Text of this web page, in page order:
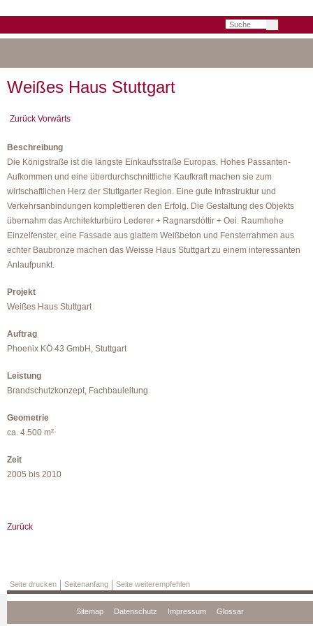
Suchbegriffe
Weißes Haus Stuttgart
Zurück Vorwärts
Beschreibung
Die Königstraße ist die längste Einkaufsstraße Europas. Hohes Passanten-
Aufkommen und eine überdurchschnittliche Kaufkraft machen sie zum
wirtschaftlichen Herz der Stuttgarter Region. Eine gute Infrastruktur und
Verkehrsanbindungen komplettieren den Erfolg. Die Gestaltung des Objekts
übernahm das Architekturbüro Lederer + Ragnarsdóttir + Oei. Raumhohe
Einzelfenster, eine Fassade aus glattem Weißbeton und Fensterrahmen aus
echter Baubronze machen das Weisse Haus Stuttgart zu einem interessanten
Anlaufpunkt.
Projekt
Weißes Haus Stuttgart
Auftrag
Phoenix KÖ 43 GmbH, Stuttgart
Leistung
Brandschutzkonzept, Fachbauleitung
Geometrie
ca. 4.500 m²
Zeit
2005 bis 2010
Zurück
Seite drucken Seitenanfang Seite weiterempfehlen
Sitemap Datenschutz Impressum Glossar